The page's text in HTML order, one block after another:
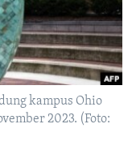
kampus Ohio
2023. (Foto: